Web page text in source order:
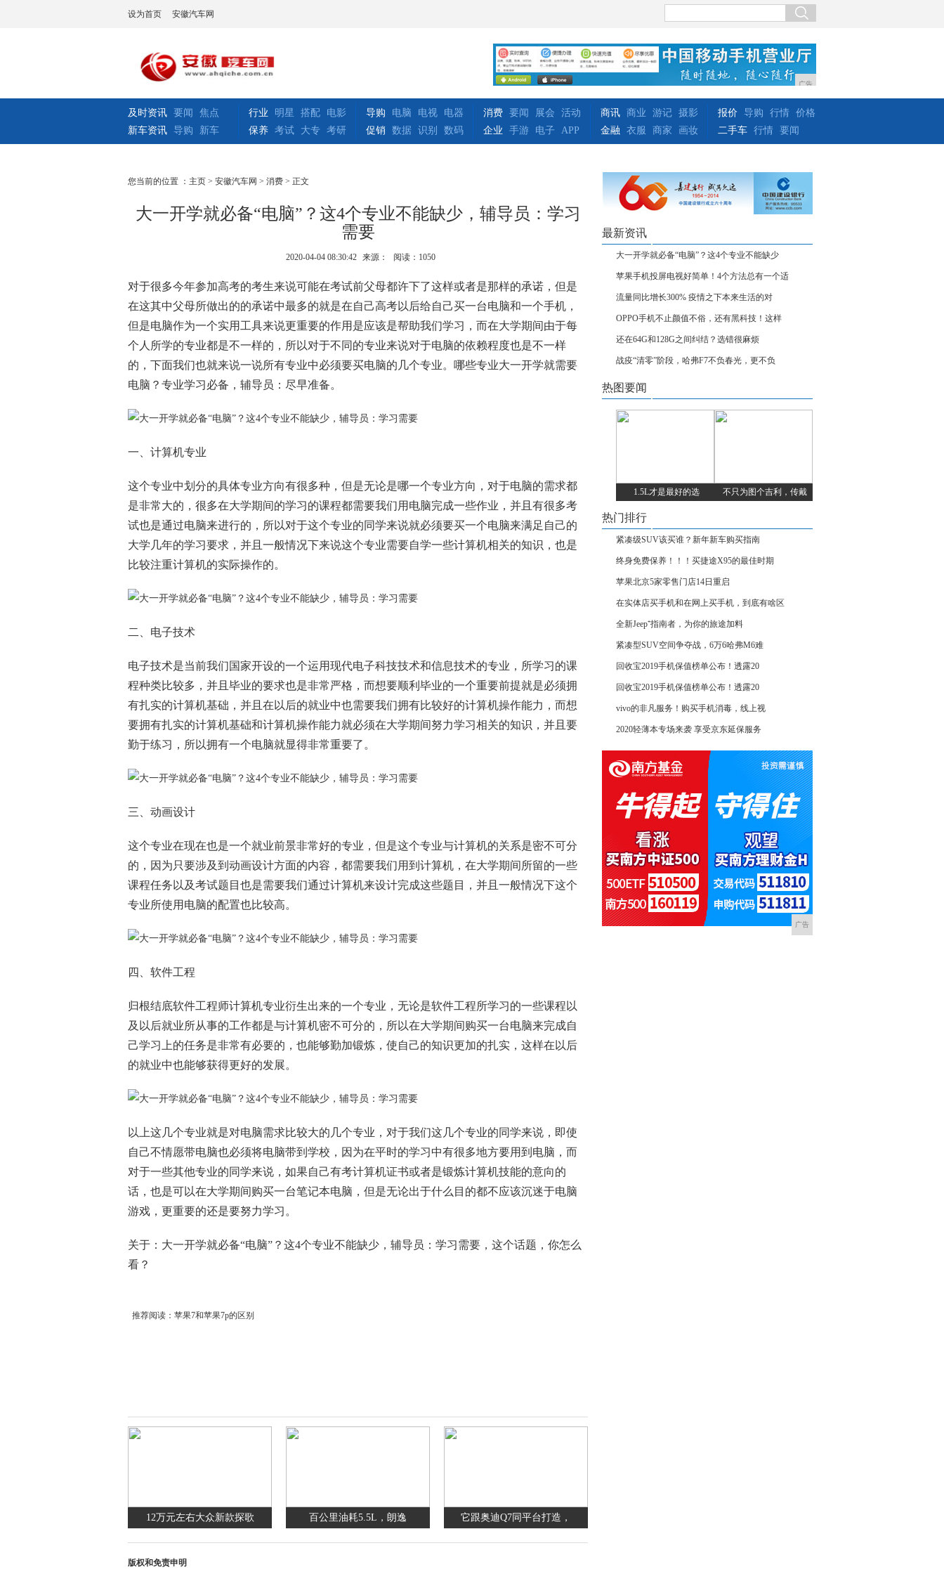
设为首页 安徽汽车网
广告
及时资讯 要闻
焦点
新车资讯 导购 新车
行业 明星 搭配
电影
保养 考试 大专 考研
导购 电脑 电视
电器
促销
数据 识别 数码
消费 要闻 展会
活动
企业
手游 电子 APP
商讯 商业 游记 摄影
金融
衣服 商家 画妆
报价 导购 行情 价格
二手车 行情 要闻
您当前的位置 ： 主页 > 安徽汽车网 > 消费 > 正文
大一开学就必备“电脑”？这4个专业不能缺少，辅导员：学习
需要
2020-04-04 08:30:42 来源： 阅读：1050
对于很多今年参加高考的考生来说可能在考试前父母都许下了这样或者是那样的承诺，但是
在这其中父母所做出的的承诺中最多的就是在自己高考以后给自己买一台电脑和一个手机，
但是电脑作为一个实用工具来说更重要的作用是应该是帮助我们学习，而在大学期间由于每
个人所学的专业都是不一样的，所以对于不同的专业来说对于电脑的依赖程度也是不一样
的，下面我们也就来说一说所有专业中必须要买电脑的几个专业。哪些专业大一开学就需要
电脑？专业学习必备，辅导员：尽早准备。
一、计算机专业
这个专业中划分的具体专业方向有很多种，但是无论是哪一个专业方向，对于电脑的需求都
是非常大的，很多在大学期间的学习的课程都需要我们用电脑完成一些作业，并且有很多考
试也是通过电脑来进行的，所以对于这个专业的同学来说就必须要买一个电脑来满足自己的
大学几年的学习要求，并且一般情况下来说这个专业需要自学一些计算机相关的知识，也是
比较注重计算机的实际操作的。
二、电子技术
电子技术是当前我们国家开设的一个运用现代电子科技技术和信息技术的专业，所学习的课
程种类比较多，并且毕业的要求也是非常严格，而想要顺利毕业的一个重要前提就是必须拥
有扎实的计算机基础，并且在以后的就业中也需要我们拥有比较好的计算机操作能力，而想
要拥有扎实的计算机基础和计算机操作能力就必须在大学期间努力学习相关的知识，并且要
勤于练习，所以拥有一个电脑就显得非常重要了。
三、动画设计
这个专业在现在也是一个就业前景非常好的专业，但是这个专业与计算机的关系是密不可分
的，因为只要涉及到动画设计方面的内容，都需要我们用到计算机，在大学期间所留的一些
课程任务以及考试题目也是需要我们通过计算机来设计完成这些题目，并且一般情况下这个
专业所使用电脑的配置也比较高。
四、软件工程
归根结底软件工程师计算机专业衍生出来的一个专业，无论是软件工程所学习的一些课程以
及以后就业所从事的工作都是与计算机密不可分的，所以在大学期间购买一台电脑来完成自
己学习上的任务是非常有必要的，也能够勤加锻炼，使自己的知识更加的扎实，这样在以后
的就业中也能够获得更好的发展。
以上这几个专业就是对电脑需求比较大的几个专业，对于我们这几个专业的同学来说，即使
自己不情愿带电脑也必须将电脑带到学校，因为在平时的学习中有很多地方要用到电脑，而
对于一些其他专业的同学来说，如果自己有考计算机证书或者是锻炼计算机技能的意向的
话，也是可以在大学期间购买一台笔记本电脑，但是无论出于什么目的都不应该沉迷于电脑
游戏，更重要的还是要努力学习。
关于：大一开学就必备“电脑”？这4个专业不能缺少，辅导员：学习需要，这个话题，你怎么
看？
推荐阅读： 苹果7和苹果7p的区别
12万元左右大众新款探歌 百公里油耗5.5L，朗逸 它跟奥迪Q7同平台打造，
版权和免责申明
最新资讯
大一开学就必备“电脑”？这4个专业不能缺少
苹果手机投屏电视好简单！4个方法总有一个适
流量同比增长300% 疫情之下本来生活的对
OPPO手机不止颜值不俗，还有黑科技！这样
还在64G和128G之间纠结？选错很麻烦
战疫“清零”阶段，哈弗F7不负春光，更不负
热图要闻
1.5L才是最好的选 不只为图个吉利，传戴
热门排行
紧凑级SUV该买谁？新年新车购买指南
终身免费保养！！！买捷途X95的最佳时期
苹果北京5家零售门店14日重启
在实体店买手机和在网上买手机，到底有啥区
全新Jeep⁺指南者，为你的旅途加料
紧凑型SUV空间争夺战，6万6哈弗M6难
回收宝2019手机保值榜单公布！透露20
回收宝2019手机保值榜单公布！透露20
vivo的非凡服务！购买手机消毒，线上视
2020轻薄本专场来袭 享受京东延保服务
广告